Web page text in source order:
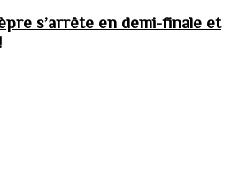
s’arrête en demi-finale et